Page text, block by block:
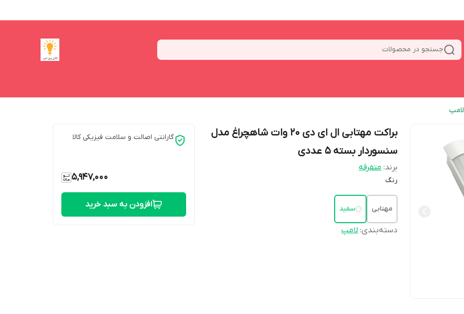
جستجو در محصولات
لامپ
براکت مهتابی ال ای دی 20 وات شاهچراغ مدل
سنسوردار بسته ۵ عددی
برند: متفرقه
رنگ
مهتابی سفید
دسته‌بندی:لامپ
گارانتی اصالت و سلامت فیزیکی کالا
5,947,000
افزودن به سبد خرید